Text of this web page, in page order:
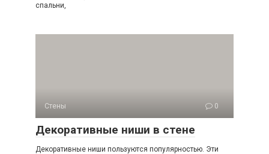
спальни,
Стены 0
Декоративные ниши в стене
Декоративные ниши пользуются популярностью. Эти